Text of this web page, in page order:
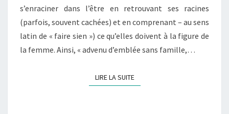
s’enraciner dans l’être en retrouvant ses racines
(parfois, souvent cachées) et en comprenant – au sens
latin de « faire sien ») ce qu’elles doivent à la figure de
la femme. Ainsi, « advenu d’emblée sans famille,…
LIRE LA SUITELIRE LA SUITE